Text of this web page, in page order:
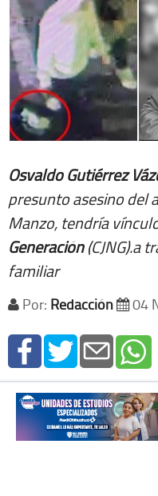
Osvaldo Gutiérrez
presunto asesino del
Manzo, tendría
Generación(CJNG).a
familiar
Por: Redacción 04